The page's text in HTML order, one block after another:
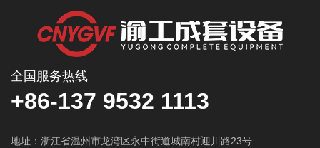
全国服务热线
+86-137 9532 1113
地址：浙江省温州市龙湾区永中街道城南村迎川路23号